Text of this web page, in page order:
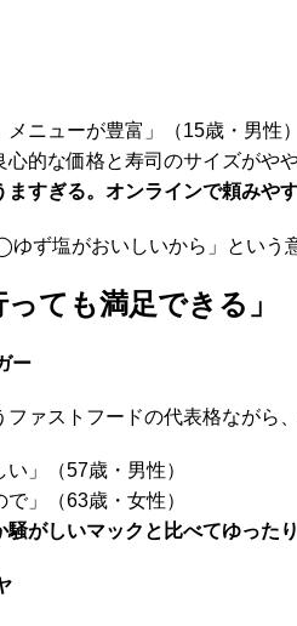
メニューが豊富」（15歳・男性）
心的な価格と寿司のサイズがや
ますぎる。オンラインで頼みや
塩がおいしいから」という意
ても満足できる」
ー
ァストフードの代表格ながら、
い」（57歳・男性）
で」（63歳・女性）
騒がしいマックと比べてゆった